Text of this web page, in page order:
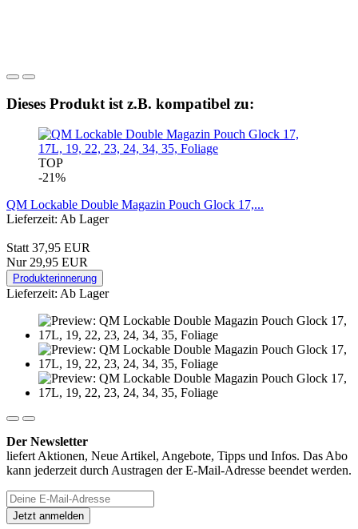
Dieses Produkt ist z.B. kompatibel zu:
TOP
-21%
QM Lockable Double Magazin Pouch Glock 17,...
Lieferzeit: Ab Lager
Statt 37,95 EUR
Nur 29,95 EUR
Produkterinnerung
Lieferzeit: Ab Lager
Der Newsletter
liefert Aktionen, Neue Artikel, Angebote, Tipps und Infos. Das Abo
kann jederzeit durch Austragen der E-Mail-Adresse beendet werden.